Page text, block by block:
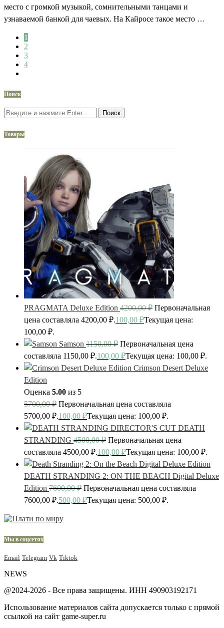
место с громкой музыкой, сомнительными танцами и
узнаваемой банкой для чаевых. На Кайросе такое место …
1
2
3
4
Поиск
Поиск
Товары
PRAGMATA Deluxe Edition 4200,00₽ Первоначальная
цена составляла 4200,00 ₽.100,00 ₽Текущая цена:
100,00 ₽.
Samson 1150,00₽ Первоначальная цена
составляла 1150,00 ₽.100,00 ₽Текущая цена: 100,00 ₽.
Crimson Desert Deluxe
Edition
Оценка 5.00 из 5
5700,00₽ Первоначальная цена составляла
5700,00 ₽.100,00 ₽Текущая цена: 100,00 ₽.
DEATH
STRANDING 4500,00₽ Первоначальная цена
составляла 4500,00 ₽.100,00 ₽Текущая цена: 100,00 ₽.
DEATH STRANDING 2: ON THE BEACH Digital Deluxe
Edition 7600,00₽ Первоначальная цена составляла
7600,00 ₽.500,00 ₽Текущая цена: 500,00 ₽.
Мы в соцсетях
Email Telegram Vk Tiktok
NEWS
@2024-2026 - Все права защищены. ИНН 490903192171
Использование материалов сайта допускается только с прямой
ссылкой на сайт game-super.ru